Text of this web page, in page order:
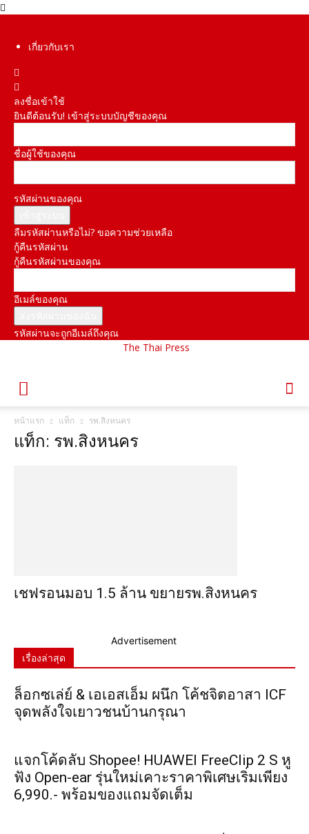
เกี่ยวกับเรา
ลงชื่อเข้าใช้
ยินดีต้อนรับ! เข้าสู่ระบบบัญชีของคุณ
ชื่อผู้ใช้ของคุณ
รหัสผ่านของคุณ
ลืมรหัสผ่านหรือไม่? ขอความช่วยเหลือ
กู้คืนรหัสผ่าน
กู้คืนรหัสผ่านของคุณ
อีเมล์ของคุณ
รหัสผ่านจะถูกอีเมล์ถึงคุณ
The Thai Press
หน้าแรก แท็ก รพ.สิงหนคร
แท็ก: รพ.สิงหนคร
เชฟรอนมอบ 1.5 ล้าน ขยายรพ.สิงหนคร
Advertisement
เรื่องล่าสุด
ล็อกซเล่ย์ & เอเอสเอ็ม ผนึก โค้ชจิตอาสา ICF
จุดพลังใจเยาวชนบ้านกรุณา
แจกโค้ดลับ Shopee! HUAWEI FreeClip 2 S หู
ฟัง Open-ear รุ่นใหม่เคาะราคาพิเศษเริ่มเพียง
6,990.- พร้อมของแถมจัดเต็ม